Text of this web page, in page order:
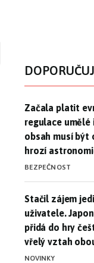
Začala platit
Začala platit
regulace umělé
obsah musí být
hrozí
BEZPEČNOST
Stačil zájem
Stačil zájem
uživatele.
přidá do hry
vřelý vztah
NOVINKY